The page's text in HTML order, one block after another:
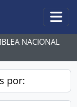
NACIONAL
por: